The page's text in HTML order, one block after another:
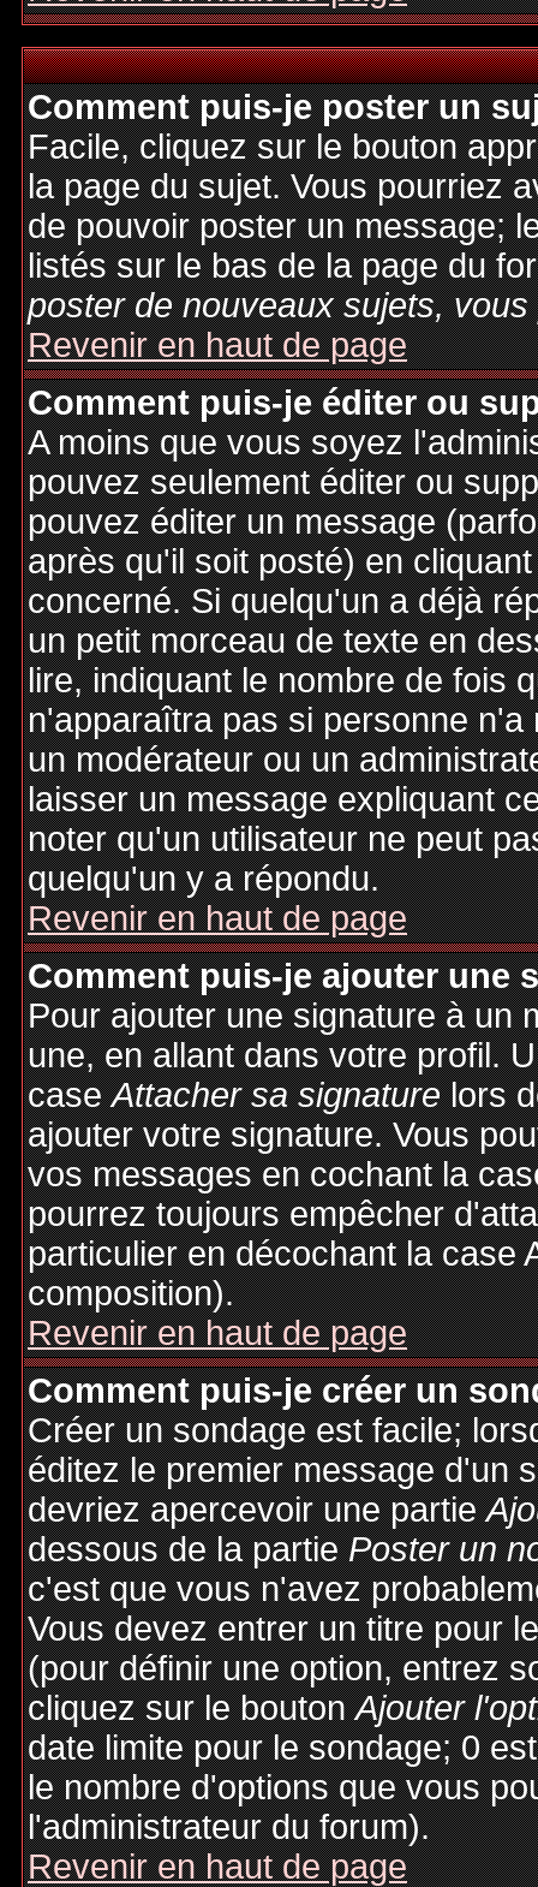
Comment puis-je poster un
Facile, cliquez sur le bouton
la page du sujet. Vous pourriez
de pouvoir poster un message;
listés sur le bas de la page du
poster de nouveaux sujets,
Revenir en haut de page
Comment puis-je éditer ou
A moins que vous soyez
pouvez seulement éditer ou
pouvez éditer un message
après qu'il soit posté) en
concerné. Si quelqu'un a déjà
un petit morceau de texte en
lire, indiquant le nombre de fois
n'apparaîtra pas si personne
un modérateur ou un
laisser un message expliquant
noter qu'un utilisateur ne peut
quelqu'un y a répondu.
Revenir en haut de page
Comment puis-je ajouter une
Pour ajouter une signature à un
une, en allant dans votre profil.
caseAttacher sa signaturelors
ajouter votre signature. Vous
vos messages en cochant la
pourrez toujours empêcher
particulier en décochant la case
composition).
Revenir en haut de page
Comment puis-je créer un
Créer un sondage est facile;
éditez le premier message d'un
devriez apercevoir une partie
dessous de la partiePoster un
c'est que vous n'avez
Vous devez entrer un titre pour
(pour définir une option, entrez
cliquez sur le boutonAjouter
date limite pour le sondage; 0
le nombre d'options que vous
l'administrateur du forum).
Revenir en haut de page